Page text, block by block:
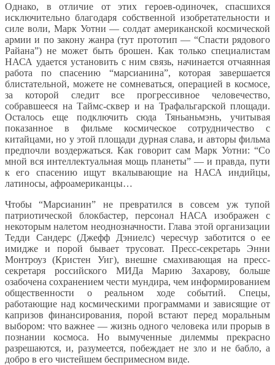
Однако, в отличие от этих героев-одиночек, спасшихся
исключительно благодаря собственной изобретательности и
силе воли, Марк Уотни — солдат американской космической
армии и по закону жанра (тут прототип — “Спасти рядового
Райана”) не может быть брошен. Как только специалистам
НАСА удается установить с ним связь, начинается отчаянная
работа по спасению “марсианина”, которая завершается
блистательной, можете не сомневаться, операцией в космосе,
за которой следит все прогрессивное человечество,
собравшееся на Таймс-сквер и на Трафальгарской площади.
Осталось еще подключить сюда Тяньаньмэнь, учитывая
показанное в фильме космическое сотрудничество с
китайцами, но у этой площади дурная слава, и авторы фильма
предпочли воздержаться. Как говорит сам Марк Уотни: “Со
мной вся интеллектуальная мощь планеты” — и правда, пути
к его спасению ищут вкалывающие на НАСА индийцы,
латиносы, афроамериканцы…
Чтобы “Марсианин” не превратился в совсем уж тупой
патриотической блокбастер, персонал НАСА изображен с
некоторым налетом неоднозначности. Глава этой организации
Тедди Сандерс (Джефф Дэниелс) чересчур заботится о ее
имидже и порой бывает трусоват. Пресс-секретарь Энни
Монтроуз (Кристен Уиг), внешне смахивающая на пресс-
секретаря российского МИДа Марию Захарову, больше
озабочена сохранением чести мундира, чем информированием
общественности о реальном ходе событий. Спецы,
работающие над космическими программами и зависящие от
капризов финансирования, порой встают перед моральным
выбором: что важнее — жизнь одного человека или прорыв в
познании космоса. Но вымученные дилеммы прекрасно
разрешаются, и, разумеется, побеждает не зло и не бабло, а
добро в его чистейшем беспримесном виде.